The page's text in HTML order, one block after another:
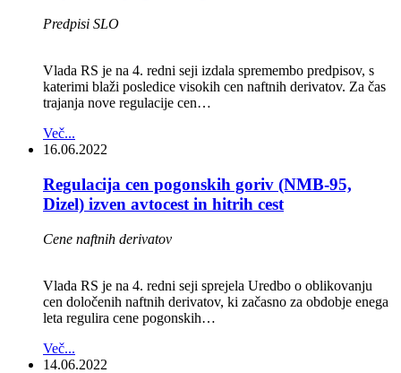
Predpisi SLO
Vlada RS je na 4. redni seji izdala spremembo predpisov, s
katerimi blaži posledice visokih cen naftnih derivatov. Za čas
trajanja nove regulacije cen…
Več...
16.06.2022
Regulacija cen pogonskih goriv (NMB-95,
Dizel) izven avtocest in hitrih cest
Cene naftnih derivatov
Vlada RS je na 4. redni seji sprejela Uredbo o oblikovanju
cen določenih naftnih derivatov, ki začasno za obdobje enega
leta regulira cene pogonskih…
Več...
14.06.2022